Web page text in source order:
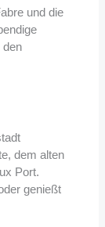
und die
den
dem alten
Port.
genießt